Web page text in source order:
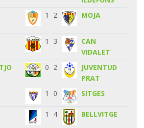
1 2 MOJA
1 3
CAN
VIDALET
0 2
JUVENTUD
PRAT
1 0 SITGES
1 4 BELLVITGE